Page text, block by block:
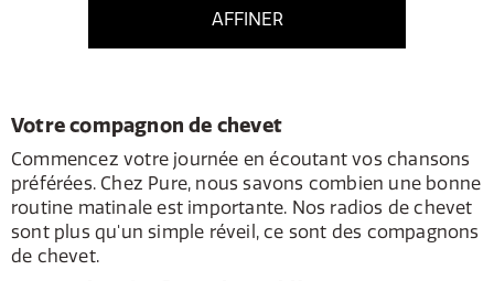
AFFINER
Votre compagnon de chevet
Commencez votre journée en écoutant vos chansons
préférées. Chez Pure, nous savons combien une bonne
routine matinale est importante. Nos radios de chevet
sont plus qu'un simple réveil, ce sont des compagnons
de chevet.